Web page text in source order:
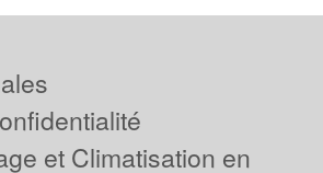
et Climatisation en